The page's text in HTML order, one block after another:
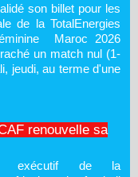
son billet pour les
de la TotalEnergies
Maroc 2026
un match nul (1-
jeudi, au terme d'une
renouvelle sa
exécutif de la